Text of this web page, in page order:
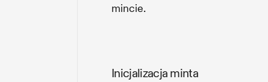
mincie.
Inicjalizacja minta